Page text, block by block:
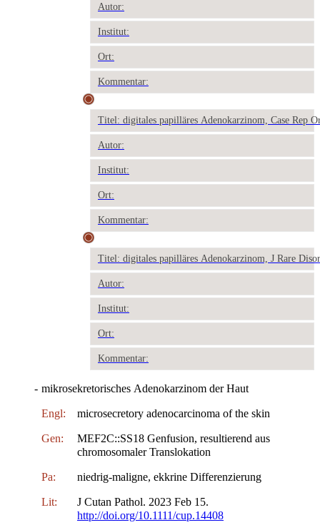
Autor:
Institut:
Ort:
Kommentar:
Titel: digitales papilläres Adenokarzinom, Case Rep
Autor:
Institut:
Ort:
Kommentar:
Titel: digitales papilläres Adenokarzinom, J Rare
Autor:
Institut:
Ort:
Kommentar:
- mikrosekretorisches Adenokarzinom der Haut
Engl: microsecretory adenocarcinoma of the skin
Gen:
MEF2C::SS18 Genfusion, resultierend aus
chromosomaler Translokation
Pa: niedrig-maligne, ekkrine Differenzierung
Lit:
J Cutan Pathol. 2023 Feb 15.
http://doi.org/10.1111/cup.14408